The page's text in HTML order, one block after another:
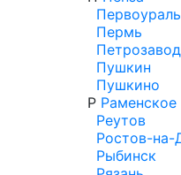
Пермь
Пушкин
Пушкино
Р Раменское
Реутов
Ростов-на-
Рыбинск